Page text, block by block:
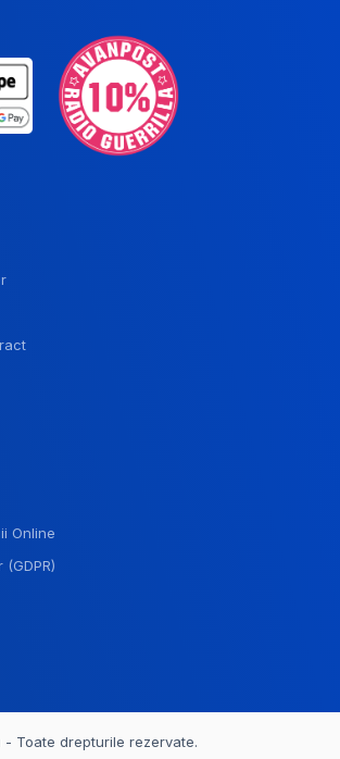
Online
- Toate drepturile rezervate.